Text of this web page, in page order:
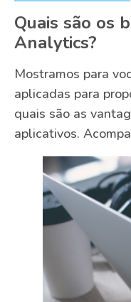
Quais são os
Analytics?
Mostramos para
aplicadas para
quais são as
aplicativos.